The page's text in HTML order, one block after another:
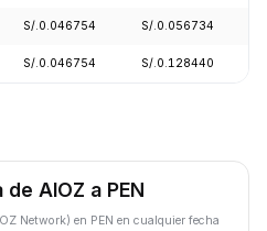
S/.0.046754 S/.0.056734
S/.0.046754 S/.0.128440
AIOZ a PEN
Network) en PEN en cualquier fecha